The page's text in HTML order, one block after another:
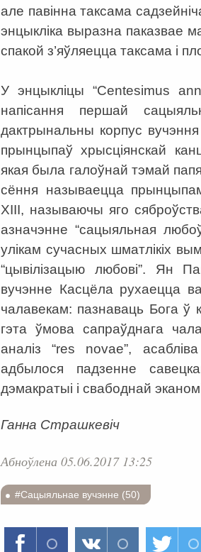
але павінна таксама
энцыкліка выразна паказвае
спакой з’яўляецца таксама і
У энцыкліцы “Centesimus
напісання першай
дактрынальны корпус
прынцыпаў хрысціянскай
якая была галоўнай тэмай
сёння называецца
ХІІІ, называючы яго
азначэнне “сацыяльная
улікам сучасных шматлікіх
“цывілізацыю любові”. Ян
вучэнне Касцёла рухаецца
чалавекам: пазнаваць Бога ў
гэта ўмова сапраўднага
аналіз “res novae”,
адбылося падзенне
дэмакратыі і свабоднай
Ганна Страшкевіч
Абноўлена 05.06.2017 13:25
#Сацыяльнае вучэнне (50)